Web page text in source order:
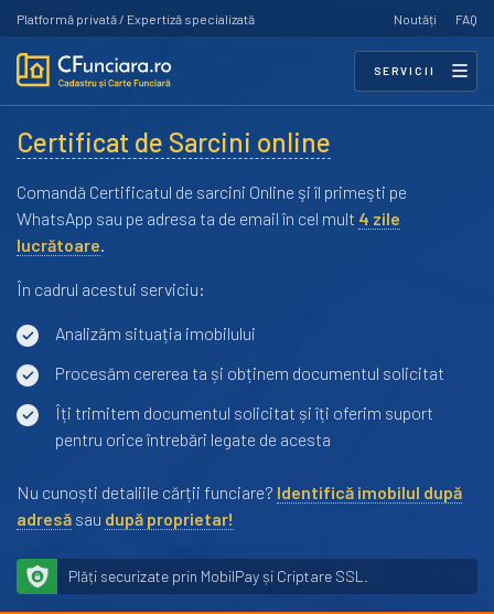
Platformă privată / Expertiză specializată Noutăți FAQ
SERVICII
Certificat de Sarcini online
Comandă Certificatul de sarcini Online şi îl primeşti pe
WhatsApp sau pe adresa ta de email în cel mult 4 zile
lucrătoare.
În cadrul acestui serviciu:
Analizăm situația imobilului
Procesăm cererea ta și obținem documentul solicitat
Îți trimitem documentul solicitat și îți oferim suport
pentru orice întrebări legate de acesta
Nu cunoști detaliile cărții funciare? Identifică imobilul după
adresă sau după proprietar!
Plăți securizate prin MobilPay și Criptare SSL.